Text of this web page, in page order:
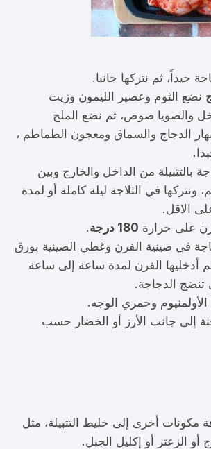
جيداً، ثم نتركها جانبا.
نضع الثوم وعصير الليمون وزيت
والصويا صوص، ثم نضع الملح
وبهار الدجاج والسماق ومعجون الطماطم ،
بالتتبيلة من الداخل والخارج وبين
ونتركها في الثلاجة ليلة كاملة أو لمدة
على حرارة 180 درجة
.
في صينية الفرن وغطي الصينية بورق
ثم أدخليها الفرن لمدة ساعة إلى ساعة
الدجاجة.
وحمري الوجه.
إلى جانب الأرز أو الخضار حسب
مكونات أخرى إلى خليط التتبيلة، مثل
أو الزعتر أو إكليل الجبل.